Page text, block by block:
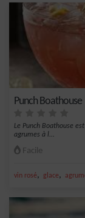
Punch Boathouse
Le Punch Boathouse
agrumes à l...
Facile
vin rosé, glace,